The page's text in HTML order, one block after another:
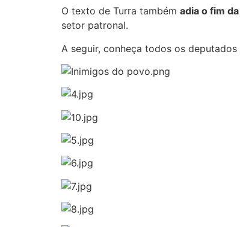
O texto de Turra também adia o fim
setor patronal.
A seguir, conheça todos os